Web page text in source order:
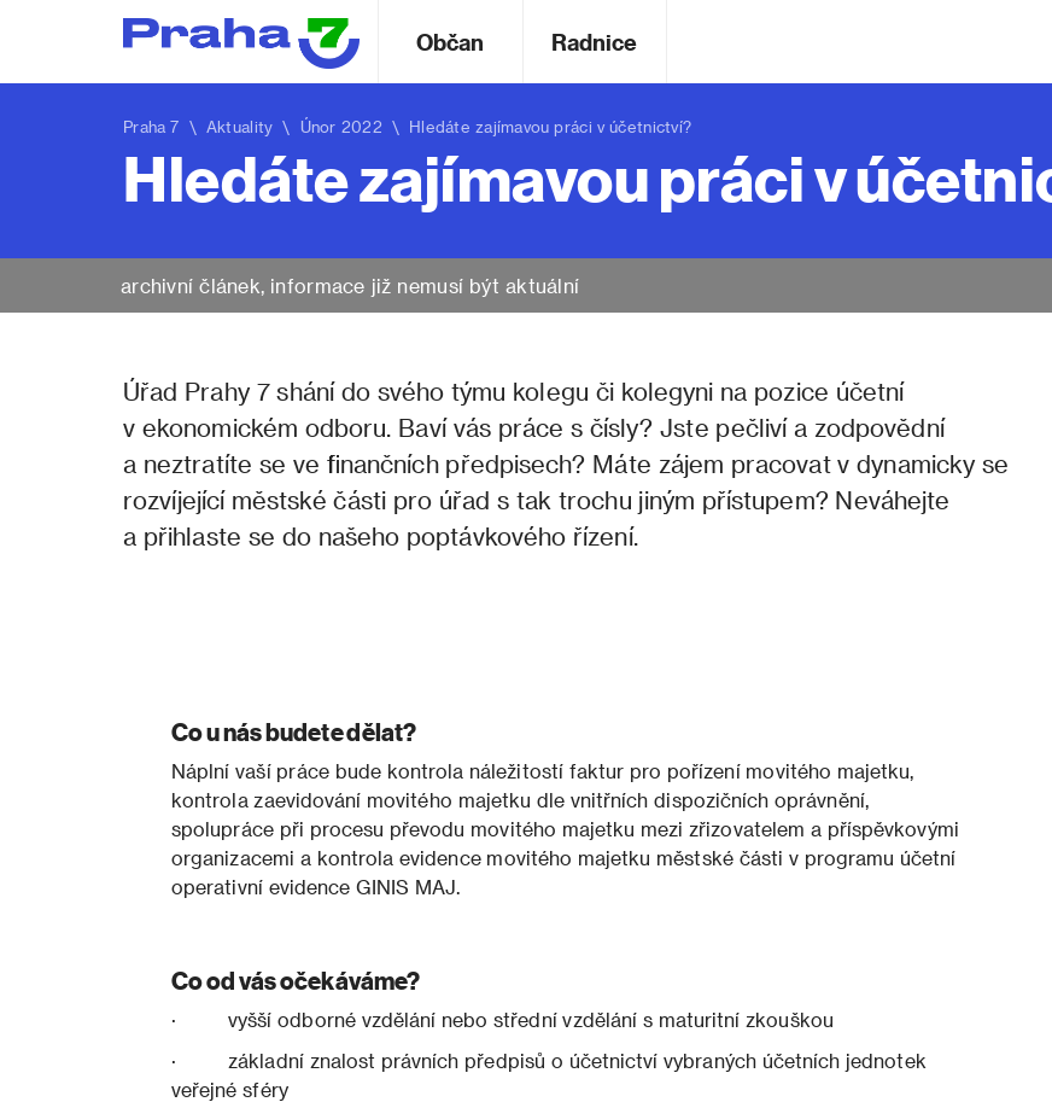
Občan Radnice
Praha 7 \ Aktuality \ Únor 2022 \ Hledáte zajímavou práci v účetnictví?
Hledáte zajímavou práci v
archivní článek, informace již nemusí být aktuální
Úřad Prahy 7 shání do svého týmu kolegu či kolegyni na pozice účetní
v ekonomickém odboru. Baví vás práce s čísly? Jste pečliví a zodpovědní
a neztratíte se ve finančních předpisech? Máte zájem pracovat v dynamicky se
rozvíjející městské části pro úřad s tak trochu jiným přístupem? Neváhejte
a přihlaste se do našeho poptávkového řízení.
Co u nás budete dělat?
Náplní vaší práce bude kontrola náležitostí faktur pro pořízení movitého majetku,
kontrola zaevidování movitého majetku dle vnitřních dispozičních oprávnění,
spolupráce při procesu převodu movitého majetku mezi zřizovatelem a příspěvkovými
organizacemi a kontrola evidence movitého majetku městské části v programu účetní
operativní evidence GINIS MAJ.
Co od vás očekáváme?
· vyšší odborné vzdělání nebo střední vzdělání s maturitní zkouškou
· základní znalost právních předpisů o účetnictví vybraných účetních jednotek
veřejné sféry